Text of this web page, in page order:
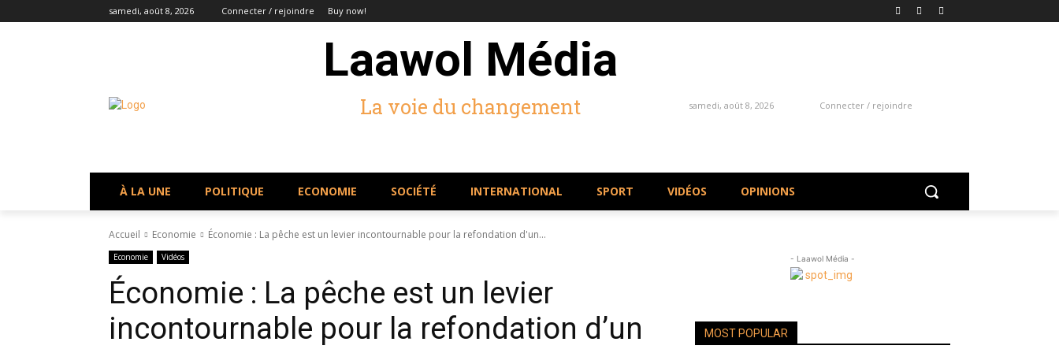
samedi, août 8, 2026 Connecter / rejoindre Buy now!
Laawol Média
La voie du changement samedi, août 8, 2026 Connecter / rejoindre
À LA UNE POLITIQUE ECONOMIE SOCIÉTÉ INTERNATIONAL SPORT VIDÉOS OPINIONS
Accueil Economie Économie : La pêche est un levier incontournable pour la refondation d'un...
Economie Vidéos
Économie : La pêche est un levier
incontournable pour la refondation d’un
- Laawol Média -
MOST POPULAR